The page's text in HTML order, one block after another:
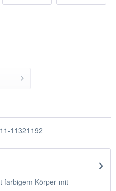
11321192
farbigem Körper mit